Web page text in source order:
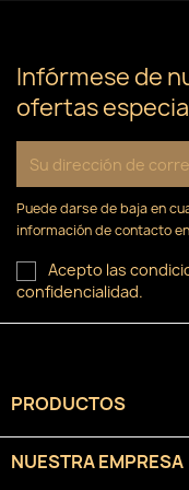
add_circle_outline Crear nueva
lista de deseos.
Infórmese de
ofertas
Puede darse de baja en
información de contacto
Acepto las
confidencialidad.
PRODUCTOS
NUESTRA EMPRESA